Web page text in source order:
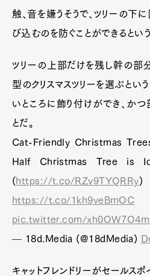
触、音を嫌うそうで、ツリーの下
び込むのを防ぐことができるという
ツリーの上部だけを残し幹の部
型のクリスマスツリーを選ぶとい
いところに飾り付けができ、か
とだ。
Cat-Friendly Christmas
Half Christmas Tree is
(https://t.co/RZv9TYQRRy)
https://t.co/1kh9veBmOC
pic.twitter.com/
— 18d.Media (@18dMedia)
キャットフレンドリーがセールス